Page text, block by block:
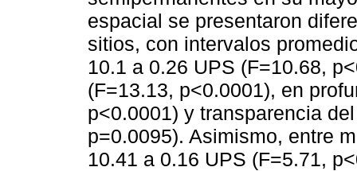
espacial se presentaron
sitios, con intervalos
10.1 a 0.26 UPS (F=10.68,
(F=13.13, p<0.0001), en
p<0.0001) y transparencia
p=0.0095). Asimismo, entre
10.41 a 0.16 UPS (F=5.71,